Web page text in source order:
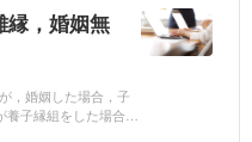
，婚姻無
，婚姻した場合，子
子縁組をした場合は